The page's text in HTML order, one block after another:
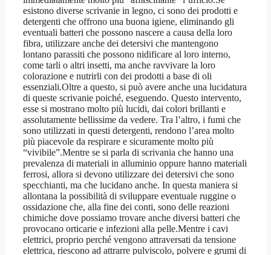
esistono diverse scrivanie in legno, ci sono dei prodotti e
detergenti che offrono una buona igiene, eliminando gli
eventuali batteri che possono nascere a causa della loro
fibra, utilizzare anche dei detersivi che mantengono
lontano parassiti che possono nidificare al loro interno,
come tarli o altri insetti, ma anche ravvivare la loro
colorazione e nutrirli con dei prodotti a base di oli
essenziali.Oltre a questo, si può avere anche una lucidatura
di queste scrivanie poiché, eseguendo. Questo intervento,
esse si mostrano molto più lucidi, dai colori brillanti e
assolutamente bellissime da vedere. Tra l’altro, i fumi che
sono utilizzati in questi detergenti, rendono l’area molto
più piacevole da respirare e sicuramente molto più
“vivibile”.Mentre se si parla di scrivania che hanno una
prevalenza di materiali in alluminio oppure hanno materiali
ferrosi, allora si devono utilizzare dei detersivi che sono
specchianti, ma che lucidano anche. In questa maniera si
allontana la possibilità di sviluppare eventuale ruggine o
ossidazione che, alla fine dei conti, sono delle reazioni
chimiche dove possiamo trovare anche diversi batteri che
provocano orticarie e infezioni alla pelle.Mentre i cavi
elettrici, proprio perché vengono attraversati da tensione
elettrica, riescono ad attrarre pulviscolo, polvere e grumi di